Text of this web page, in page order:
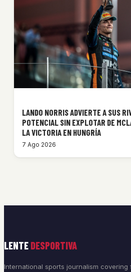
LANDO NORRIS ADVIERTE A SUS
POTENCIAL SIN EXPLOTAR DE
LA VICTORIA EN HUNGRÍA
7 Ago 2026
LENTE DESPORTIVA
International sports journalism covering